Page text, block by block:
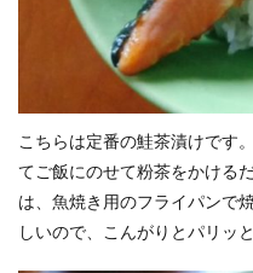
こちらは定番の鮭茶漬けです
てご飯にのせて粉茶をかけるだ
は、魚焼き用のフライパンで
しいので、こんがりとパリッ